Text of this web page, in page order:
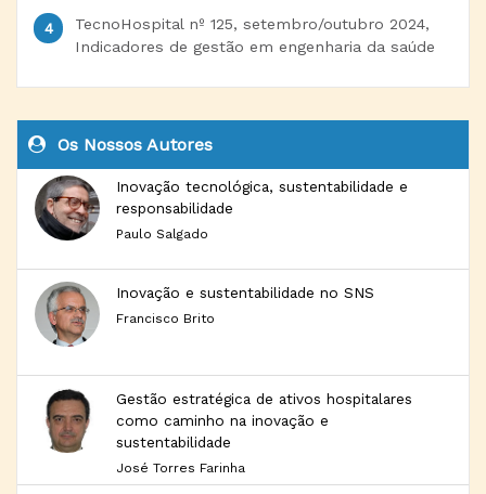
TecnoHospital nº 125, setembro/outubro 2024,
Indicadores de gestão em engenharia da saúde
Os Nossos Autores
Inovação tecnológica, sustentabilidade e
responsabilidade
Paulo Salgado
Inovação e sustentabilidade no SNS
Francisco Brito
Gestão estratégica de ativos hospitalares
como caminho na inovação e
sustentabilidade
José Torres Farinha